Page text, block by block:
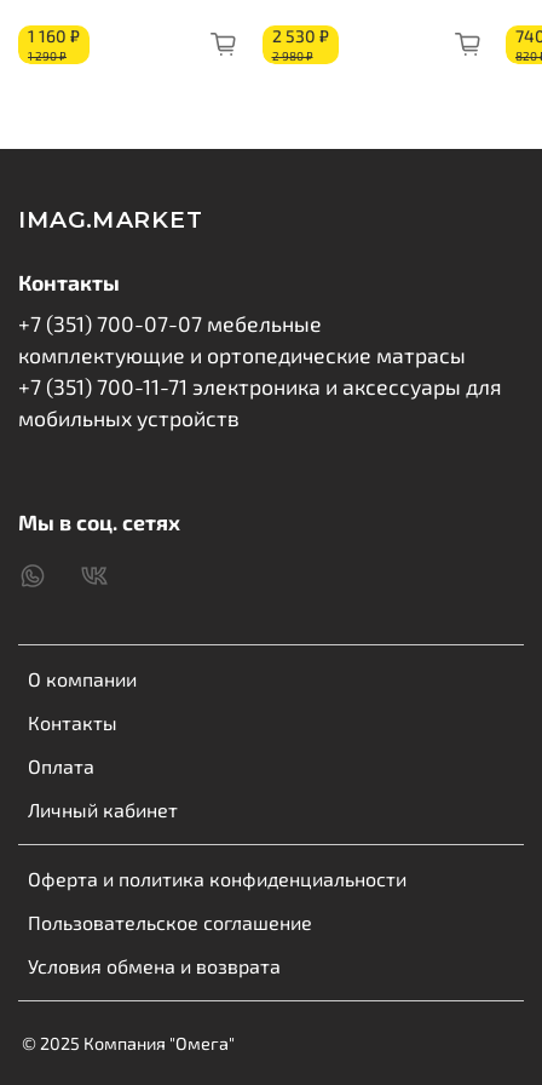
Кокосовое волокно:
0 мм
Изоляционный слой
Короб из ППУ
1 160 ₽
1 290 ₽
2 530 ₽
2 980 ₽ 820
IMAG.MARKET
О компании
Контакты
Оплата
Личный кабинет
Оферта и политика конфиденциальности
Пользовательское соглашение
Условия обмена и возврата
Контакты
+7 (351) 700-07-07 мебельные
комплектующие и ортопедические матрасы
+7 (351) 700-11-71 электроника и аксессуары для
мобильных устройств
Мы в соц. сетях
© 2025 Компания "Омега"